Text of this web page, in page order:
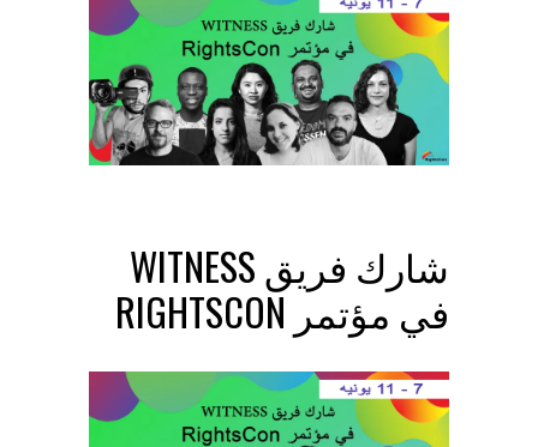
شارك فريق WITNESS
في مؤتمر RIGHTSCON